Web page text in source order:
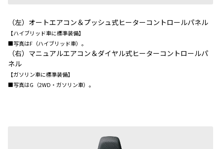
（左）オートエアコン＆プッシュ式ヒーターコントロールパネル
【ハイブリッド車に標準装備】
■写真はF（ハイブリッド車）。
（右）マニュアルエアコン＆ダイヤル式ヒーターコントロールパ
ネル
【ガソリン車に標準装備】
■写真はG（2WD・ガソリン車）。